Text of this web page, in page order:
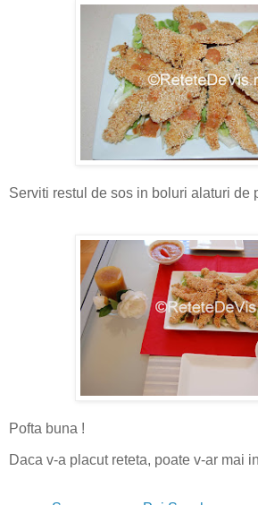
Serviti restul de sos in boluri alaturi de
Pofta buna !
Daca v-a placut reteta, poate v-ar mai